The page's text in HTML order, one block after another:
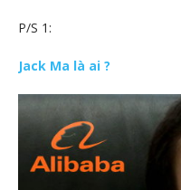
P/S 1:
Jack Ma là ai ?